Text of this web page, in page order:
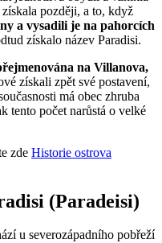
později, a to, když
a vysadili je na pahorcích
získalo název Paradisi.
na Villanova,
získali zpět své postavení,
má obec zhruba
tento počet narůstá o velké
zde Historie ostrova
(Paradeisi)
u severozápadního pobřeží